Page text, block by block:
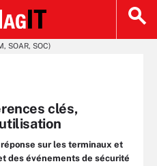
SOAR, SOC)
clés,
sur les terminaux et
des événements de sécurité